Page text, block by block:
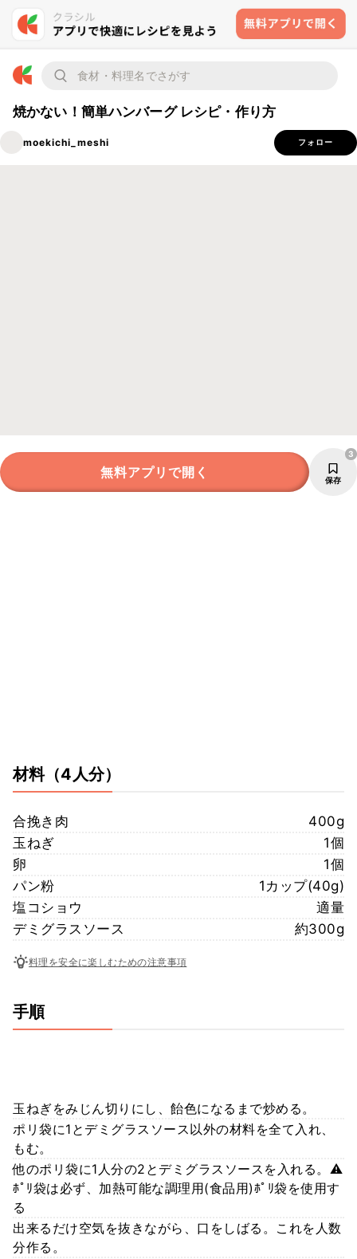
焼かない！簡単ハンバーグ レシピ・作り方
moekichi_meshi フォロー
無料アプリで開く 保存
3
材料（4人分）
合挽き肉
400g
玉ねぎ
1個
卵
1個
パン粉
1カップ(40g)
塩コショウ
適量
デミグラスソース
約300g
料理を安全に楽しむための注意事項
手順
玉ねぎをみじん切りにし、飴色になるまで炒める。
ポリ袋に1とデミグラスソース以外の材料を全て入れ、
もむ。
他のポリ袋に1人分の2とデミグラスソースを入れる。⚠
ﾎﾟﾘ袋は必ず、加熱可能な調理用(食品用)ﾎﾟﾘ袋を使用す
る
出来るだけ空気を抜きながら、口をしばる。これを人数
分作る。